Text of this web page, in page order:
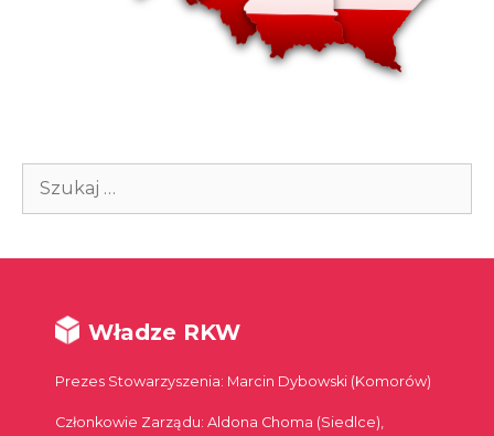
Szukaj:
Władze RKW
Prezes Stowarzyszenia: Marcin Dybowski (Komorów)
Członkowie Zarządu: Aldona Choma (Siedlce),